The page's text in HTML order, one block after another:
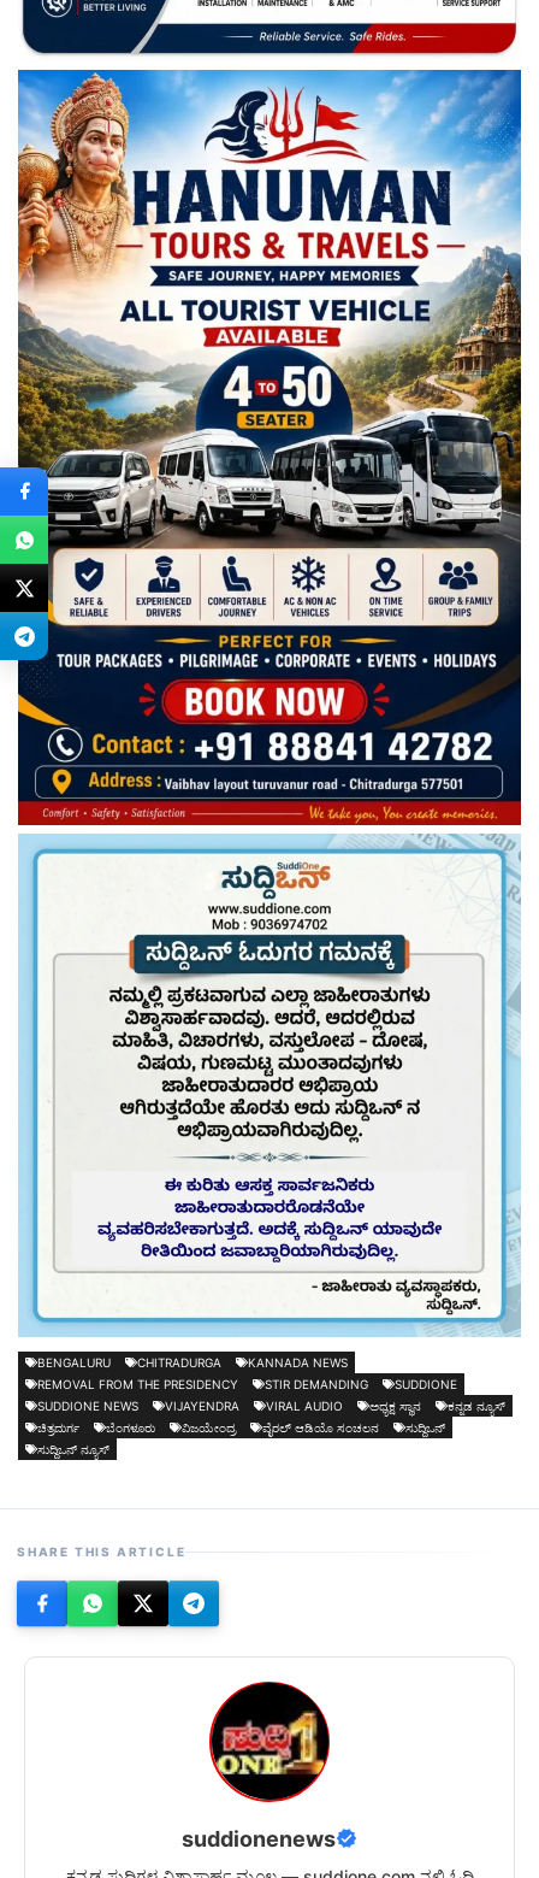
BENGALURU CHITRADURGA
KANNADA NEWS
REMOVAL FROM THE PRESIDENCY
STIR DEMANDING
SUDDIONE
SUDDIONE NEWS
VIJAYENDRA VIRAL AUDIO ಅಧ್ಯಕ್ಷ ಸ್ಥಾನ
ಕನ್ನಡ ನ್ಯೂಸ್
ಚಿತ್ರದುರ್ಗ
ಬೆಂಗಳೂರು ವಿಜಯೇಂದ್ರ ವೈರಲ್ ಆಡಿಯೊ ಸಂಚಲನ
ಸುದ್ದಿಒನ್
ಸುದ್ದಿಒನ್ ನ್ಯೂಸ್
SHARE THIS ARTICLE
suddionenews